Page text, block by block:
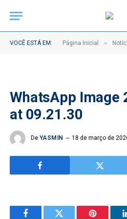
VOCÊ ESTÁ EM: Página Inicial »
WhatsApp Image
at 09.21.30
De YASMIN 18 de março de